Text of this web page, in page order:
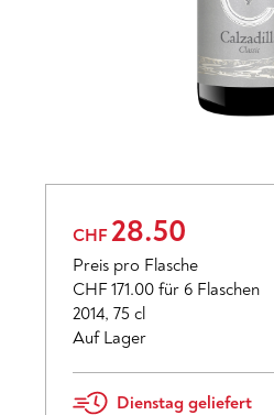
CHF 28.50
Preis pro Flasche
CHF 171.00 für 6 Flaschen
2014,75 cl
Auf Lager
Dienstag geliefert